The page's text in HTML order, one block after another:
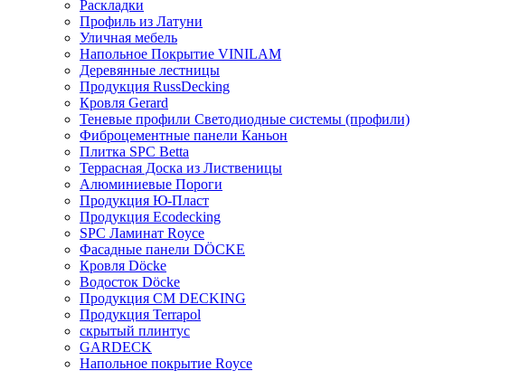
Раскладки
Профиль из Латуни
Уличная мебель
Напольное Покрытие VINILAM
Деревянные лестницы
Продукция RussDecking
Кровля Gerard
Теневые профили Светодиодные системы (профили)
Фиброцементные панели Каньон
Плитка SPC Betta
Террасная Доска из Лиственицы
Алюминиевые Пороги
Продукция Ю-Пласт
Продукция Ecodecking
SPC Ламинат Royce
Фасадные панели DÖCKE
Кровля Döcke
Водосток Döcke
Продукция CM DECKING
Продукция Terrapol
скрытый плинтус
GARDECK
Напольное покрытие Royce